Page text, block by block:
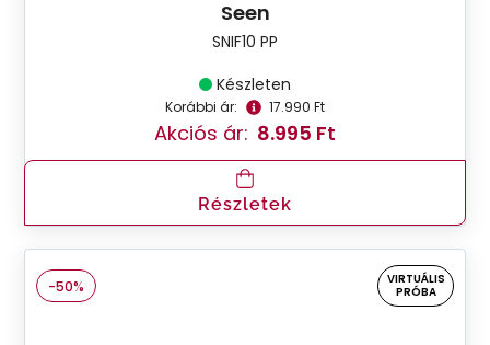
Seen
SNIF10 PP
Készleten
Korábbi ár: 17.990 Ft
Akciós ár: 8.995 Ft
Részletek
-50%
VIRTUÁLIS
PRÓBA